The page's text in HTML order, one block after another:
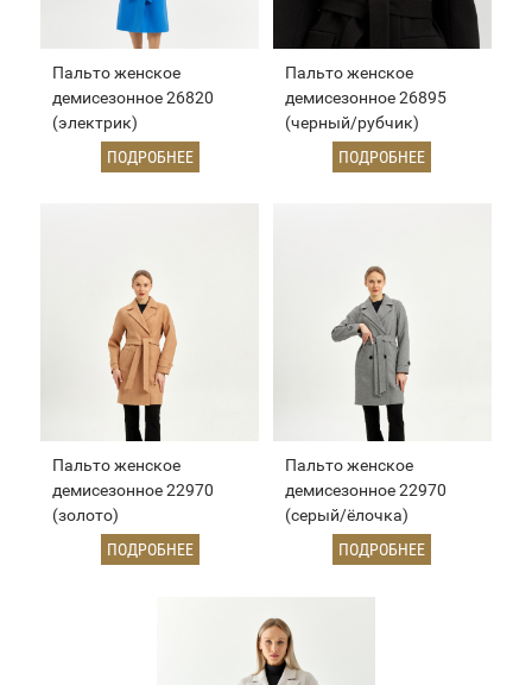
Пальто женское
демисезонное 26820
(электрик)
ПОДРОБНЕЕ
Пальто женское
демисезонное 26895
(черный/рубчик)
ПОДРОБНЕЕ
Пальто женское
демисезонное 22970
(золото)
ПОДРОБНЕЕ
Пальто женское
демисезонное 22970
(серый/ёлочка)
ПОДРОБНЕЕ